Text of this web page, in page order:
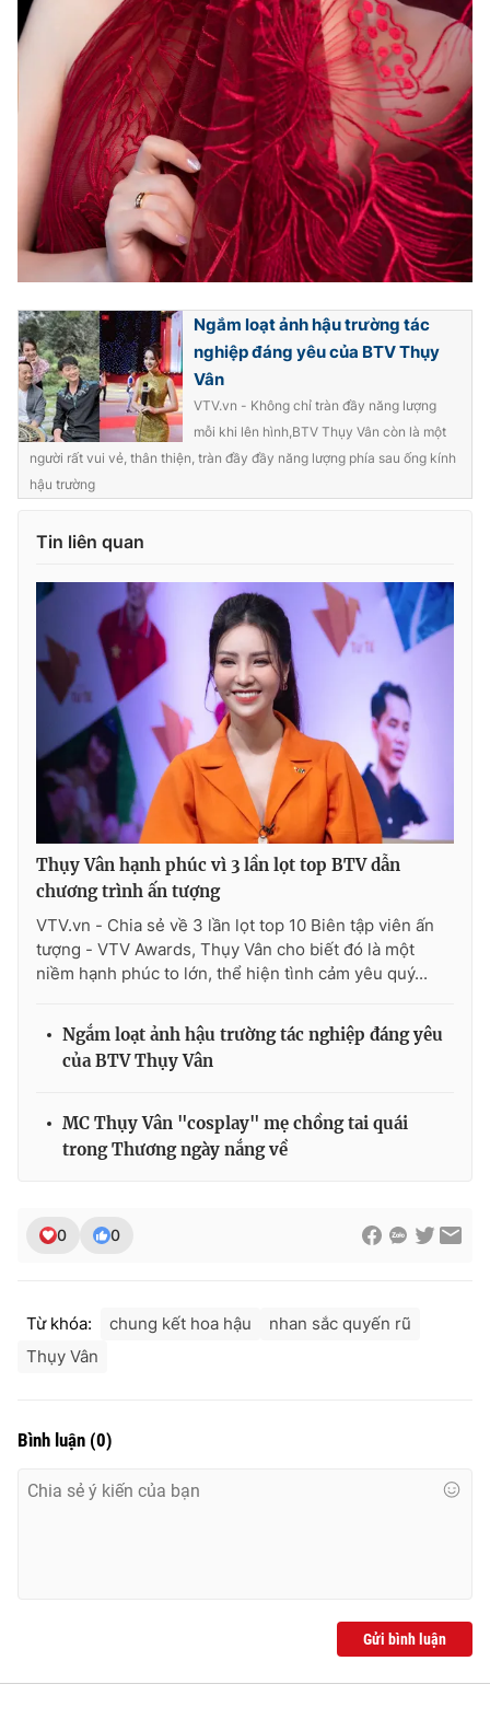
Ngắm loạt ảnh hậu trường tác
nghiệp đáng yêu của BTV Thụy
Vân
VTV.vn - Không chỉ tràn đầy năng lượng
mỗi khi lên hình,BTV Thụy Vân còn là một
người rất vui vẻ, thân thiện, tràn đầy đầy năng lượng phía sau ống kính
hậu trường
Tin liên quan
Thụy Vân hạnh phúc vì 3 lần lọt top BTV dẫn
chương trình ấn tượng
VTV.vn - Chia sẻ về 3 lần lọt top 10 Biên tập viên ấn
tượng - VTV Awards, Thụy Vân cho biết đó là một
niềm hạnh phúc to lớn, thể hiện tình cảm yêu quý...
Ngắm loạt ảnh hậu trường tác nghiệp đáng yêu
của BTV Thụy Vân
MC Thụy Vân "cosplay" mẹ chồng tai quái
trong Thương ngày nắng về
0 0
Từ khóa: chung kết hoa hậu
nhan sắc quyến rũ
Thụy Vân
Bình luận (0)
Gửi bình luận